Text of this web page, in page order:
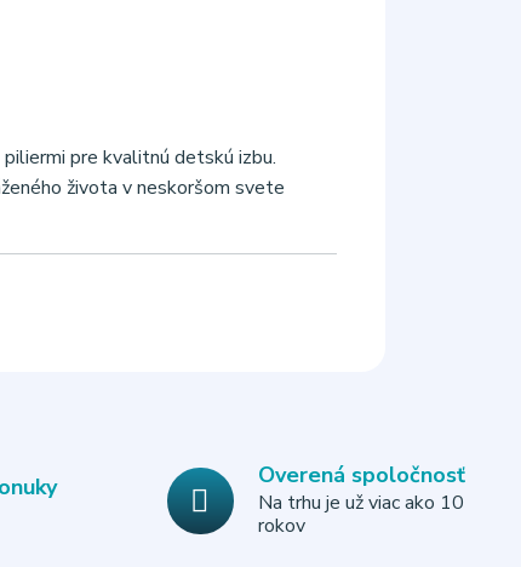
pre kvalitnú detskú izbu.
života v neskoršom svete
Overená spoločnosť
Na trhu je už viac ako 10
rokov